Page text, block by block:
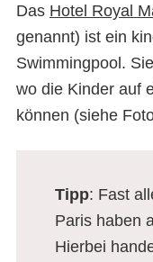
Das Hotel Royal
genannt) ist ein
Swimmingpool.
wo die Kinder auf
können (siehe
Tipp: Fast
Paris haben
Hierbei